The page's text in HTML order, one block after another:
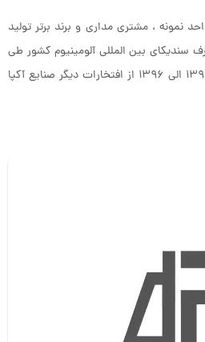
نمونه ، مشتری مداری و برند برتر تولید
سندیکای بین المللی آلومینیوم کشور طی
سه دوره متوالی در سالهای ۱۳۹۲ الی ۱۳۹۶ از افتخارات دیگر صنایع آکپا